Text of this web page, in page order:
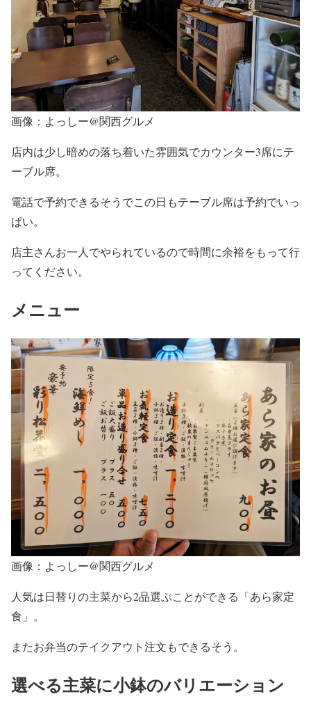
画像：よっしー@関西グルメ
店内は少し暗めの落ち着いた雰囲気でカウンター3席にテ
ーブル席。
電話で予約できるそうでこの日もテーブル席は予約でいっ
ぱい。
店主さんお一人でやられているので時間に余裕をもって行
ってください。
メニュー
画像：よっしー@関西グルメ
人気は日替りの主菜から2品選ぶことができる「あら家定
食」。
またお弁当のテイクアウト注文もできるそう。
選べる主菜に小鉢のバリエーション